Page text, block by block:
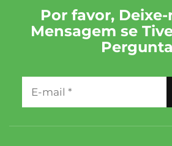
Por favor,
Mensagem se
Pergunta